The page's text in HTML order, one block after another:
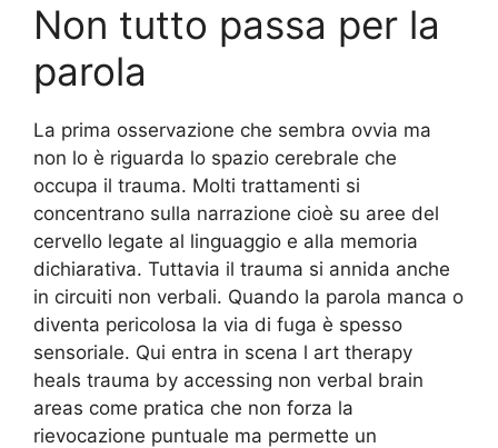
Non tutto passa per la
parola
La prima osservazione che sembra ovvia ma
non lo è riguarda lo spazio cerebrale che
occupa il trauma. Molti trattamenti si
concentrano sulla narrazione cioè su aree del
cervello legate al linguaggio e alla memoria
dichiarativa. Tuttavia il trauma si annida anche
in circuiti non verbali. Quando la parola manca o
diventa pericolosa la via di fuga è spesso
sensoriale. Qui entra in scena l art therapy
heals trauma by accessing non verbal brain
areas come pratica che non forza la
rievocazione puntuale ma permette un